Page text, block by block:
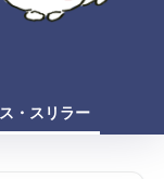
・スリラー